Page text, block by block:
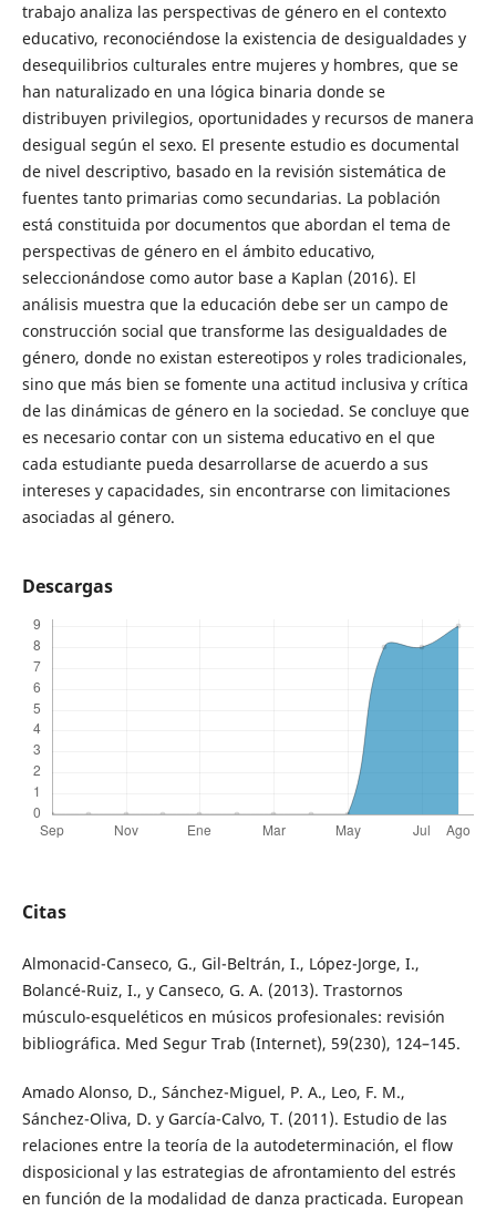
trabajo analiza las perspectivas de género en el contexto
educativo, reconociéndose la existencia de desigualdades y
desequilibrios culturales entre mujeres y hombres, que se
han naturalizado en una lógica binaria donde se
distribuyen privilegios, oportunidades y recursos de manera
desigual según el sexo. El presente estudio es documental
de nivel descriptivo, basado en la revisión sistemática de
fuentes tanto primarias como secundarias. La población
está constituida por documentos que abordan el tema de
perspectivas de género en el ámbito educativo,
seleccionándose como autor base a Kaplan (2016). El
análisis muestra que la educación debe ser un campo de
construcción social que transforme las desigualdades de
género, donde no existan estereotipos y roles tradicionales,
sino que más bien se fomente una actitud inclusiva y crítica
de las dinámicas de género en la sociedad. Se concluye que
es necesario contar con un sistema educativo en el que
cada estudiante pueda desarrollarse de acuerdo a sus
intereses y capacidades, sin encontrarse con limitaciones
asociadas al género.
Descargas
Citas
Almonacid-Canseco, G., Gil-Beltrán, I., López-Jorge, I.,
Bolancé-Ruiz, I., y Canseco, G. A. (2013). Trastornos
músculo-esqueléticos en músicos profesionales: revisión
bibliográfica. Med Segur Trab (Internet), 59(230), 124–145.
Amado Alonso, D., Sánchez-Miguel, P. A., Leo, F. M.,
Sánchez-Oliva, D. y García-Calvo, T. (2011). Estudio de las
relaciones entre la teoría de la autodeterminación, el flow
disposicional y las estrategias de afrontamiento del estrés
en función de la modalidad de danza practicada. European